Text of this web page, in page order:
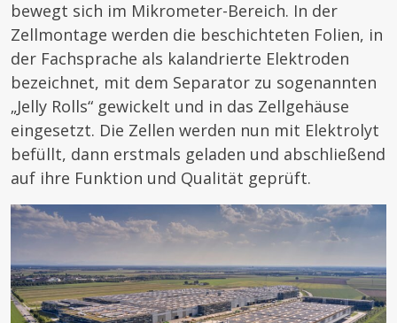
bewegt sich im Mikrometer-Bereich. In der
Zellmontage werden die beschichteten Folien, in
der Fachsprache als kalandrierte Elektroden
bezeichnet, mit dem Separator zu sogenannten
„Jelly Rolls“ gewickelt und in das Zellgehäuse
eingesetzt. Die Zellen werden nun mit Elektrolyt
befüllt, dann erstmals geladen und abschließend
auf ihre Funktion und Qualität geprüft.